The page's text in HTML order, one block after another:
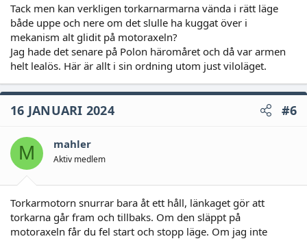
Tack men kan verkligen torkarnarmarna vända i rätt läge
både uppe och nere om det slulle ha kuggat över i
mekanism alt glidit på motoraxeln?
Jag hade det senare på Polon häromåret och då var armen
helt lealös. Här är allt i sin ordning utom just viloläget.
16 JANUARI 2024 #6
M mahler
Aktiv medlem
Torkarmotorn snurrar bara åt ett håll, länkaget gör att
torkarna går fram och tillbaks. Om den släppt på
motoraxeln får du fel start och stopp läge. Om jag inte